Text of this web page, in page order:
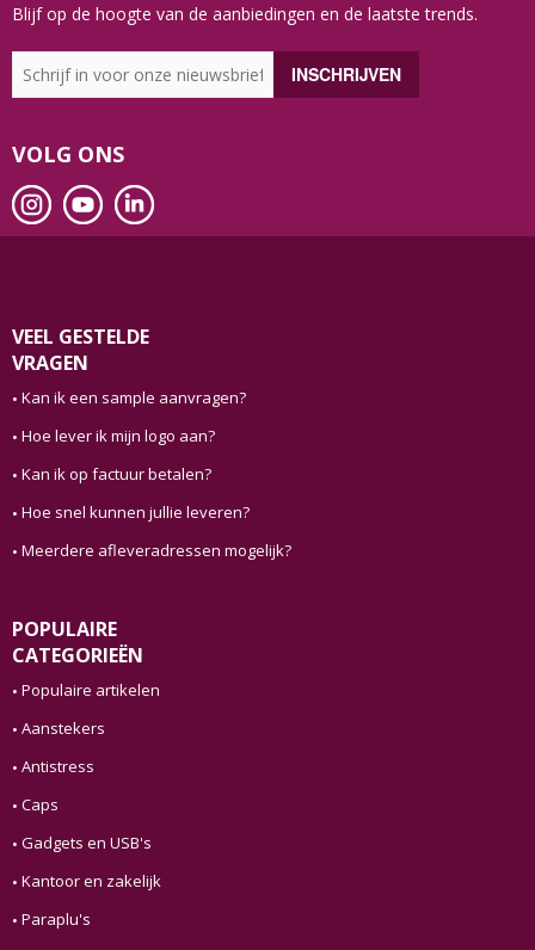
Blijf op de hoogte van de aanbiedingen en de laatste trends.
VOLG ONS
VEEL GESTELDE
VRAGEN
Kan ik een sample aanvragen?
Hoe lever ik mijn logo aan?
Kan ik op factuur betalen?
Hoe snel kunnen jullie leveren?
Meerdere afleveradressen mogelijk?
POPULAIRE
CATEGORIEËN
Populaire artikelen
Aanstekers
Antistress
Caps
Gadgets en USB's
Kantoor en zakelijk
Paraplu's